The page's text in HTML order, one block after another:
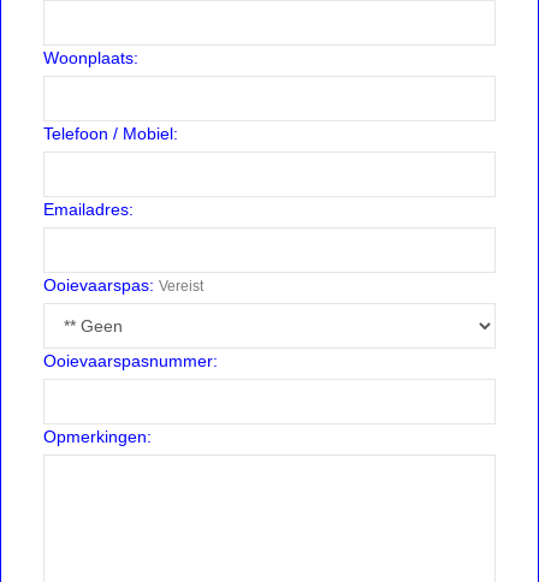
Woonplaats:
Telefoon / Mobiel:
Emailadres:
Ooievaarspas: Vereist
Ooievaarspasnummer:
Opmerkingen: